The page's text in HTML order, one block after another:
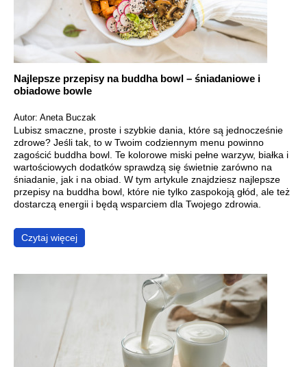
Najlepsze przepisy na buddha bowl – śniadaniowe i
obiadowe bowle
Autor: Aneta Buczak
Lubisz smaczne, proste i szybkie dania, które są jednocześnie
zdrowe? Jeśli tak, to w Twoim codziennym menu powinno
zagościć buddha bowl. Te kolorowe miski pełne warzyw, białka i
wartościowych dodatków sprawdzą się świetnie zarówno na
śniadanie, jak i na obiad. W tym artykule znajdziesz najlepsze
przepisy na buddha bowl, które nie tylko zaspokoją głód, ale też
dostarczą energii i będą wsparciem dla Twojego zdrowia.
Czytaj więcej